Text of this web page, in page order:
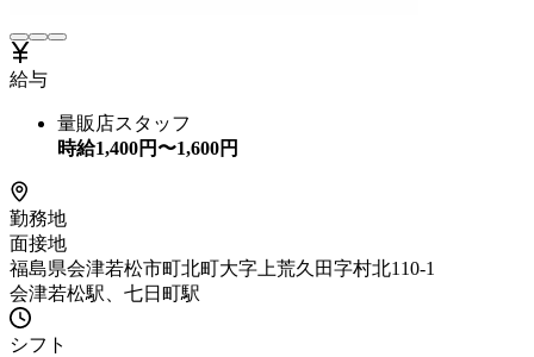
給与
量販店スタッフ
時給1,400円〜1,600円
勤務地
面接地
福島県会津若松市町北町大字上荒久田字村北110-1
会津若松駅、七日町駅
シフト